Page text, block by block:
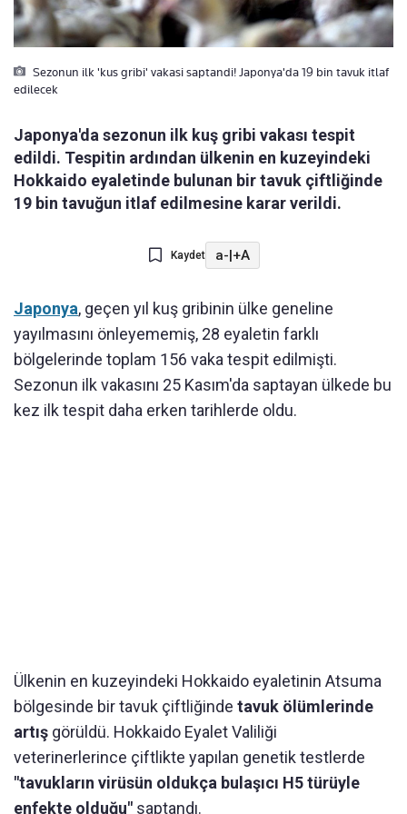
Sezonun ilk 'kus gribi' vakasi saptandi! Japonya'da 19 bin tavuk itlaf
edilecek
Japonya'da sezonun ilk kuş gribi vakası tespit
edildi. Tespitin ardından ülkenin en kuzeyindeki
Hokkaido eyaletinde bulunan bir tavuk çiftliğinde
19 bin tavuğun itlaf edilmesine karar verildi.
Kaydet a-|+A
Japonya, geçen yıl kuş gribinin ülke geneline
yayılmasını önleyememiş, 28 eyaletin farklı
bölgelerinde toplam 156 vaka tespit edilmişti.
Sezonun ilk vakasını 25 Kasım'da saptayan ülkede bu
kez ilk tespit daha erken tarihlerde oldu.
Ülkenin en kuzeyindeki Hokkaido eyaletinin Atsuma
bölgesinde bir tavuk çiftliğinde tavuk ölümlerinde
artış görüldü. Hokkaido Eyalet Valiliği
veterinerlerince çiftlikte yapılan genetik testlerde
"tavukların virüsün oldukça bulaşıcı H5 türüyle
enfekte olduğu" saptandı.